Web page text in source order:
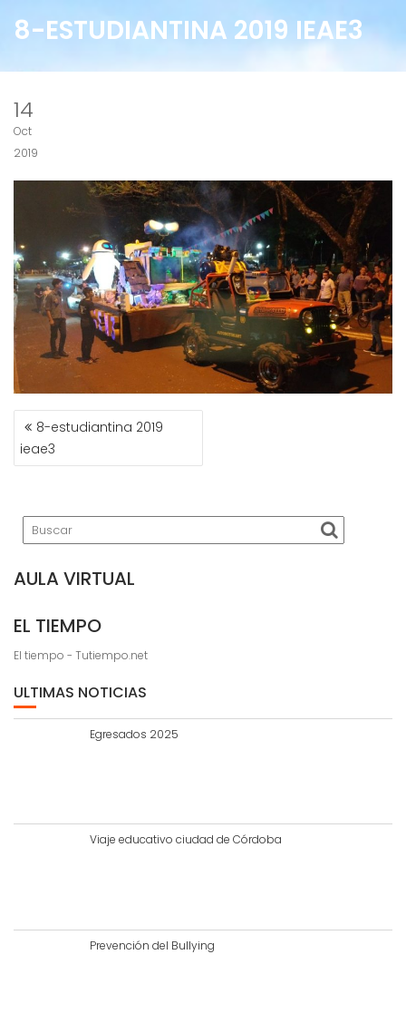
8-ESTUDIANTINA 2019 IEAE3
14
Oct
2019
NAVEGACIÓN
DE
ENTRADAS
8-estudiantina 2019
ieae3
AULA VIRTUAL
EL TIEMPO
El tiempo - Tutiempo.net
ULTIMAS NOTICIAS
Egresados 2025
Viaje educativo ciudad de Córdoba
Prevención del Bullying